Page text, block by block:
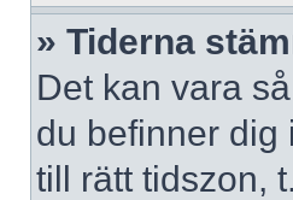
» Tiderna
Det kan vara
du befinner dig
till rätt tidszon,